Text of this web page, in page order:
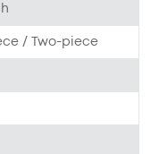
/ Two-piece